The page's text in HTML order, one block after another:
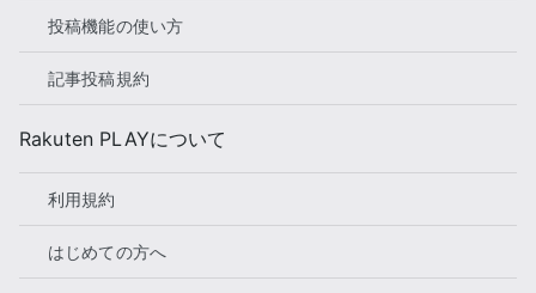
投稿機能の使い方
記事投稿規約
Rakuten PLAYについて
利用規約
はじめての方へ